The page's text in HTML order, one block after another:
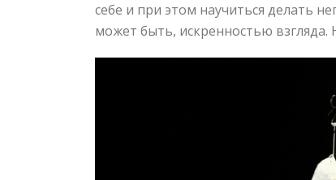
себе и при этом научиться делать
может быть, искренностью